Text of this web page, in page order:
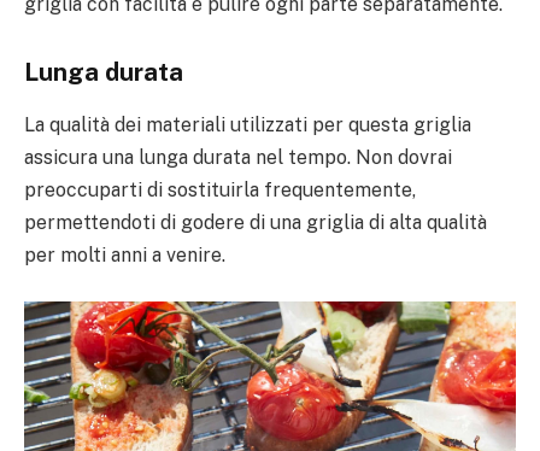
Lunga durata
La qualità dei materiali utilizzati per questa griglia
assicura una lunga durata nel tempo. Non dovrai
preoccuparti di sostituirla frequentemente,
permettendoti di godere di una griglia di alta qualità
per molti anni a venire.